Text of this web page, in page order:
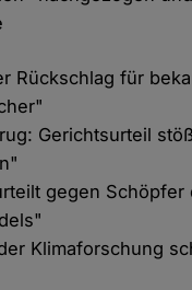
Rückschlag für
Gerichtsurteil
gegen Schöpfer
Klimaforschung